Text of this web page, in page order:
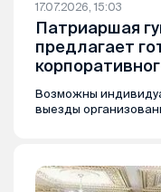
17.07.2026, 15:03
Патриаршая
предлагает
Возможны
выезды